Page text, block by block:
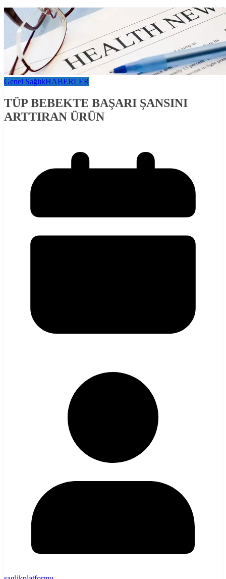
Genel SağlıkHABERLER
TÜP BEBEKTE BAŞARI ŞANSINI
ARTTIRAN ÜRÜN